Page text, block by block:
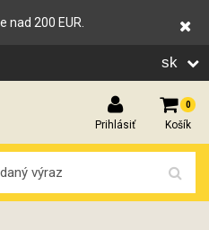
nad 200 EUR.
sk
Prihlásiť
0
Košík